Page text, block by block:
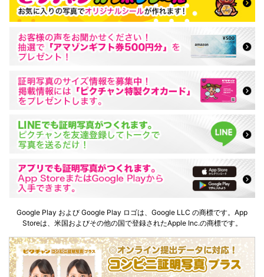
Google Play および Google Play ロゴは、Google LLC の商標です。App
Storeは、米国およびその他の国で登録されたApple Inc.の商標です。